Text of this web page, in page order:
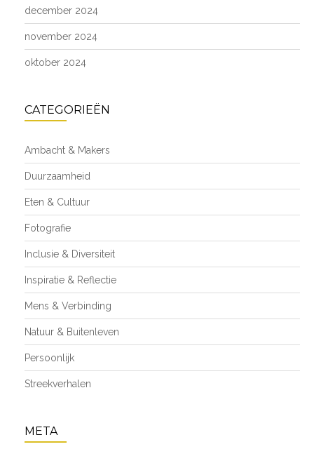
december 2024
november 2024
oktober 2024
CATEGORIEËN
Ambacht & Makers
Duurzaamheid
Eten & Cultuur
Fotografie
Inclusie & Diversiteit
Inspiratie & Reflectie
Mens & Verbinding
Natuur & Buitenleven
Persoonlijk
Streekverhalen
META